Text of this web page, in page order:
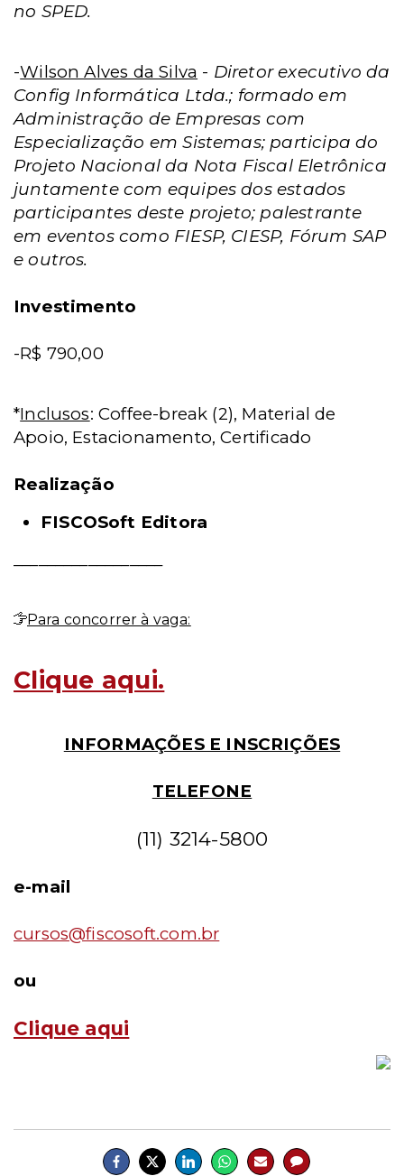
no SPED.
-Wilson Alves da Silva - Diretor executivo da
Config Informática Ltda.; formado em
Administração de Empresas com
Especialização em Sistemas; participa do
Projeto Nacional da Nota Fiscal Eletrônica
juntamente com equipes dos estados
participantes deste projeto; palestrante
em eventos como FIESP, CIESP, Fórum SAP
e outros.
Investimento
-R$ 790,00
*Inclusos: Coffee-break (2), Material de
Apoio, Estacionamento, Certificado
Realização
FISCOSoft Editora
Para concorrer à vaga:
Clique aqui.
INFORMAÇÕES E INSCRIÇÕES
TELEFONE
(11) 3214-5800
e-mail
cursos@fiscosoft.com.br
ou
Clique aqui